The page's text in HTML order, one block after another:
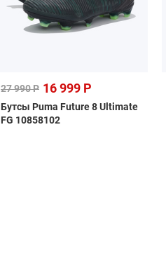
27 990 Р 16 999 Р
Бутсы Puma Future 8 Ultimate
FG 10858102